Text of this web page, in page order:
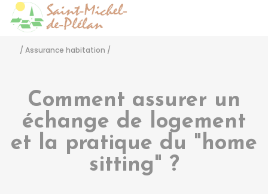
/ Assurance habitation /
Comment assurer un
échange de logement
et la pratique du "home
sitting" ?